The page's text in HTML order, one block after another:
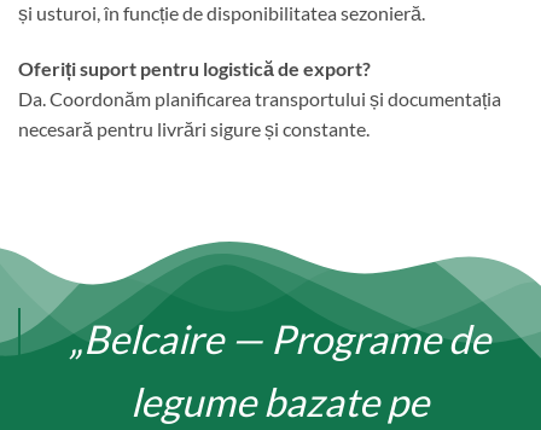
și usturoi, în funcție de disponibilitatea sezonieră.
Oferiți suport pentru logistică de export?
Da. Coordonăm planificarea transportului și documentația
necesară pentru livrări sigure și constante.
„Belcaire — Programe de
legume bazate pe